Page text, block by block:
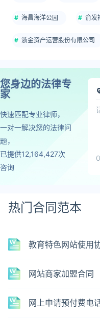
海昌海洋公园 俞发
浙金资产运营股份有限公司
您身边的法律专
家
快速匹配专业律师，
一对一解决您的法律问
题，
已提供12,164,427次
咨询
0
热门合同范本
教育特色网站使用
网站商家加盟合同
网上申请预付费电